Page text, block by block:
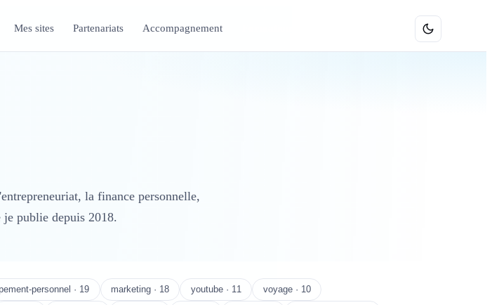
Mes sites Partenariats Accompagnement
la finance personnelle,
publie depuis 2018.
personnel · 19 marketing · 18 youtube · 11 voyage · 10